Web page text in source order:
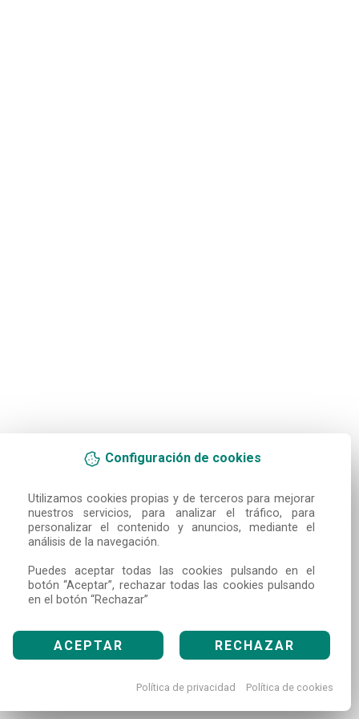
Configuración de cookies
Utilizamos cookies propias y de terceros para mejorar
nuestros servicios, para analizar el tráfico, para
personalizar el contenido y anuncios, mediante el
análisis de la navegación.
Puedes aceptar todas las cookies pulsando en el
botón “Aceptar”, rechazar todas las cookies pulsando
en el botón “Rechazar”
ACEPTAR RECHAZAR
Política de privacidad Política de cookies